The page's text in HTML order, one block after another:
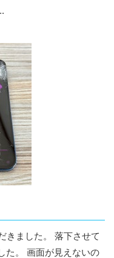
きました。 落下させて
た。 画面が見えないの